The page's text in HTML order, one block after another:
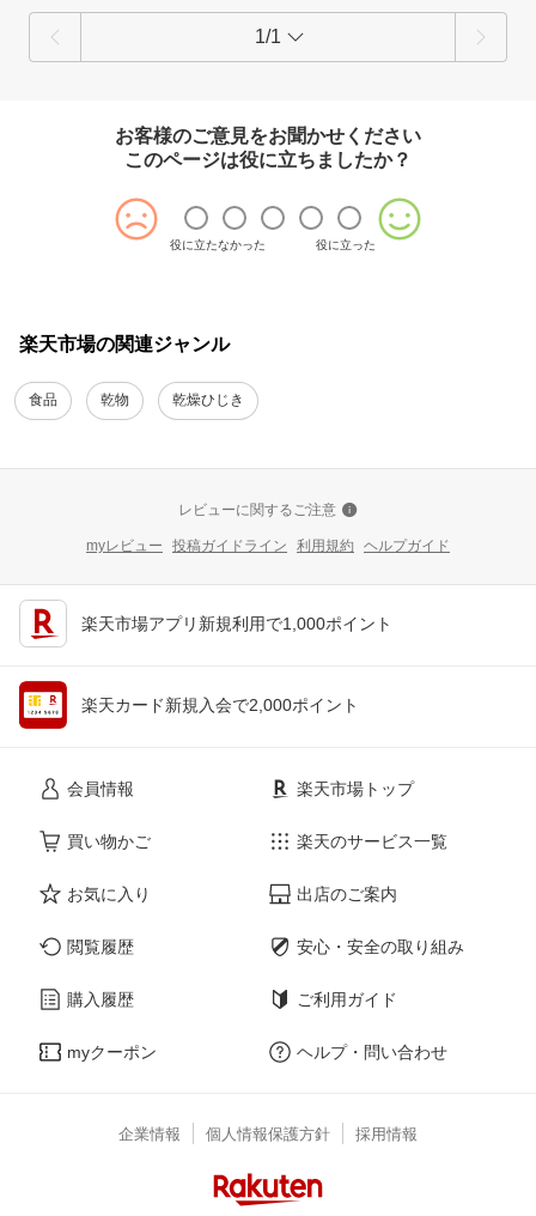
1/1
お客様のご意見をお聞かせください
このページは役に立ちましたか？
役に立たなかった 役に立った
楽天市場の関連ジャンル
食品 乾物 乾燥ひじき
レビューに関するご注意
myレビュー 投稿ガイドライン 利用規約 ヘルプガイド
楽天市場アプリ新規利用で1,000ポイント
楽天カード新規入会で2,000ポイント
会員情報
買い物かご
お気に入り
閲覧履歴
購入履歴
myクーポン
楽天市場トップ
楽天のサービス一覧
出店のご案内
安心・安全の取り組み
ご利用ガイド
ヘルプ・問い合わせ
企業情報 個人情報保護方針 採用情報